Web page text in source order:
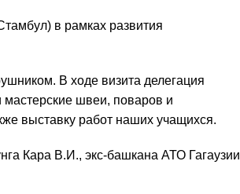
в рамках развития
В ходе визита делегация
мастерские швеи, поваров и
выставку работ наших учащихся.
Кара В.И., экс-башкана АТО Гагаузии